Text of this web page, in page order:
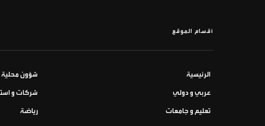
أقسام الموقع
الرئيسية شؤون محلية
عربي و دولي شركات و
تعليم و جامعات رياضة